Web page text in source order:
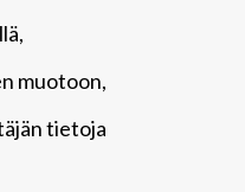
muotoon,
tietoja